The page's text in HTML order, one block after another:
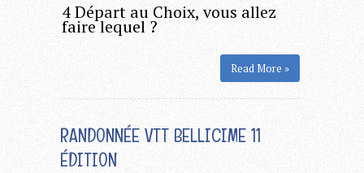
4 Départ au Choix, vous allez
faire lequel ?
Read More »
RANDONNÉE VTT BELLICIME 11
ÉDITION